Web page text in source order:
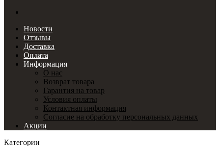
Новости
Отзывы
Доставка
Оплата
Информация
О нас
Возврат товара
Гарантия на товар
Условия оплаты
Контактная информация
Согласие на обработку персональных данных
Акции
Категории